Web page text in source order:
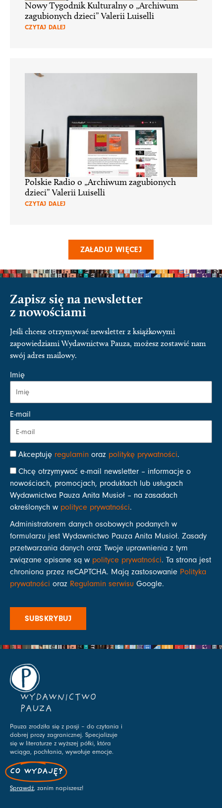
Nowy Tygodnik Kulturalny o „Archiwum
zagubionych dzieci” Valerii Luiselli
CZYTAJ DALEJ
Polskie Radio o „Archiwum zagubionych
dzieci” Valerii Luiselli
CZYTAJ DALEJ
ZAŁADUJ WIĘCEJ
Zapisz się na newsletter
z nowościami
Jeśli chcesz otrzymywać newsletter z książkowymi
zapowiedziami Wydawnictwa Pauza, możesz zostawić nam
swój adres mailowy.
Imię
E-mail
Akceptuję regulamin oraz politykę prywatności.
Chcę otrzymywać e-mail newsletter – informacje o
nowościach, promocjach, produktach lub usługach
Wydawnictwa Pauza Anita Musioł – na zasadach
określonych w polityce prywatności.
Administratorem danych osobowych podanych w
formularzu jest Wydawnictwo Pauza Anita Musioł. Zasady
przetwarzania danych oraz Twoje uprawnienia z tym
związane opisane są w polityce prywatności. Ta strona jest
chroniona przez reCAPTCHA. Mają zastosowanie Polityka
prywatności oraz Regulamin serwisu Google.
SUBSKRYBUJ
WYDAWNICTWO
PAUZA
Pauza zrodziła się z pasji – do czytania i
dobrej prozy zagranicznej. Specjalizuje
się w literaturze z wyższej półki, która
wciąga, pochłania, wywołuje emocje.
CO WYDAJĘ?
Sprawdź, zanim napiszesz!